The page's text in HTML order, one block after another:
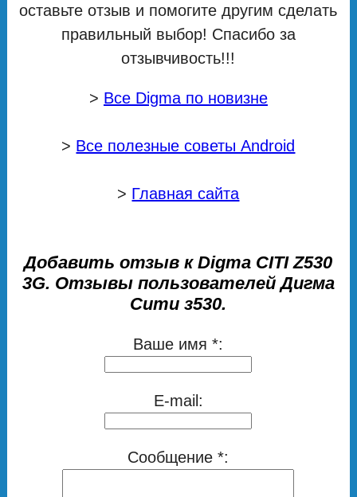
оставьте отзыв и помогите другим сделать
правильный выбор! Спасибо за
отзывчивость!!!
> Все Digma по новизне
> Все полезные советы Android
> Главная сайта
Добавить отзыв к Digma CITI Z530
3G. Отзывы пользователей Дигма
Сити з530.
Ваше имя *:
E-mail:
Сообщение *: